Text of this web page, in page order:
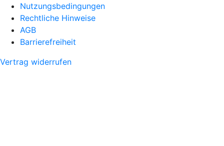
Nutzungsbedingungen
Rechtliche Hinweise
AGB
Barrierefreiheit
Vertrag widerrufen